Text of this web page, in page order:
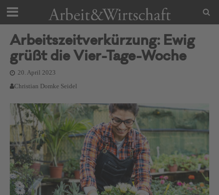
Arbeitszeitverkürzung: Ewig
grüßt die Vier-Tage-Woche
20. April 2023
Christian Domke Seidel